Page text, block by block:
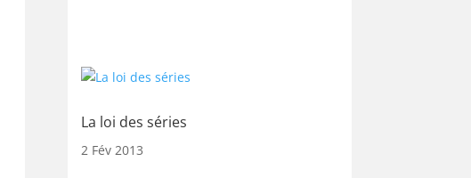
La loi des séries
2 Fév 2013